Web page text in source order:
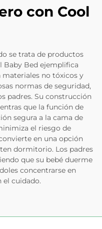
con Cool
se trata de productos
Baby Bed ejemplifica
no tóxicos y
normas de seguridad,
padres. Su construcción
que la función de
segura a la cama de
el riesgo de
en una opción
dormitorio. Los padres
que su bebé duerme
concentrarse en
el cuidado.